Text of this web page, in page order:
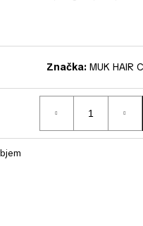
Značka:MUK HAIR